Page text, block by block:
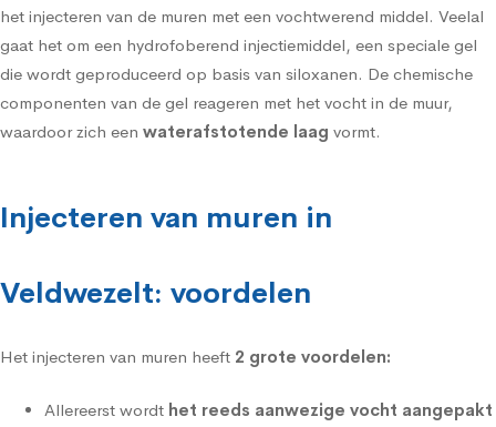
het injecteren van de muren met een vochtwerend middel. Veelal
gaat het om een hydrofoberend injectiemiddel, een speciale gel
die wordt geproduceerd op basis van siloxanen. De chemische
componenten van de gel reageren met het vocht in de muur,
waardoor zich een waterafstotende laag vormt.
Injecteren van muren in
Veldwezelt: voordelen
Het injecteren van muren heeft 2 grote voordelen:
Allereerst wordt het reeds aanwezige vocht aangepakt